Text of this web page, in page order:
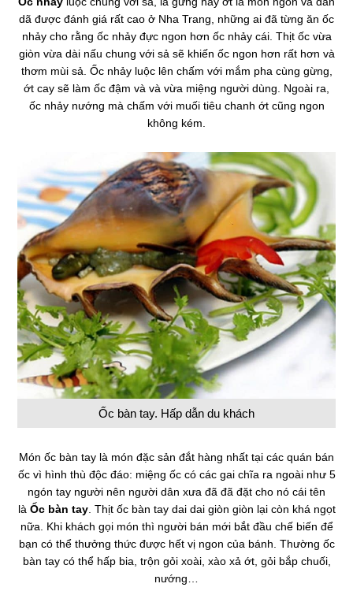
dã được đánh giá rất cao ở Nha Trang, những ai đã từng ăn ốc
nhảy cho rằng ốc nhảy đực ngon hơn ốc nhảy cái. Thịt ốc vừa
giòn vừa dài nấu chung với sả sẽ khiến ốc ngon hơn rất hơn và
thơm mùi sả. Ốc nhảy luộc lên chấm với mắm pha cùng gừng,
ớt cay sẽ làm ốc đậm và và vừa miệng người dùng. Ngoài ra,
ốc nhảy nướng mà chấm với muối tiêu chanh ớt cũng ngon
không kém.
Ốc bàn tay. Hấp dẫn du khách
Món ốc bàn tay là món đặc sản đắt hàng nhất tại các quán bán
ốc vì hình thù độc đáo: miệng ốc có các gai chĩa ra ngoài như 5
ngón tay người nên người dân xưa đã đã đặt cho nó cái tên
là Ốc bàn tay. Thịt ốc bàn tay dai dai giòn giòn lại còn khá ngọt
nữa. Khi khách gọi món thì người bán mới bắt đầu chế biến để
bạn có thể thưởng thức được hết vị ngon của bánh. Thường ốc
bàn tay có thể hấp bia, trộn gỏi xoài, xào xả ớt, gỏi bắp chuối,
nướng…